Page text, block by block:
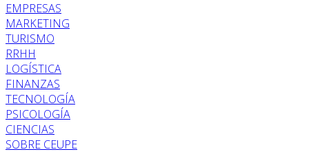
EMPRESAS
MARKETING
TURISMO
RRHH
LOGÍSTICA
FINANZAS
TECNOLOGÍA
PSICOLOGÍA
CIENCIAS
SOBRE CEUPE